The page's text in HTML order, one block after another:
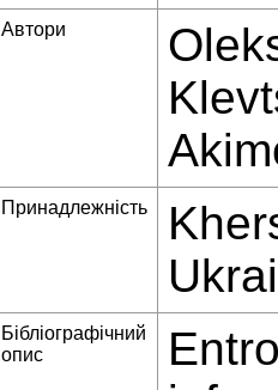
Автори
Принадлежність
Бібліографічний
опис